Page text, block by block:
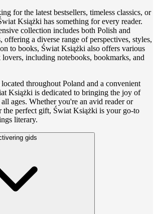
for the latest bestsellers, timeless classics, or
Książki has something for every reader.
collection includes both Polish and
offering a diverse range of perspectives, styles,
to books, Świat Książki also offers various
lovers, including notebooks, bookmarks, and
throughout Poland and a convenient
Książki is dedicated to bringing the joy of
ages. Whether you're an avid reader or
the perfect gift, Świat Książki is your go-to
literary.
gids